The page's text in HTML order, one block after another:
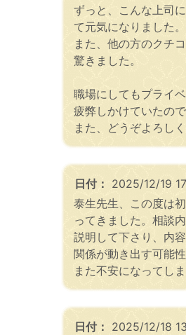
ずっと、こんな上司
て元気になりました。
また、他の方のクチ
驚きました。
職場にしてもプライ
疲弊しかけていたの
また、どうぞよろし
日付： 2025/12/19
泰生先生、この度は
ってきました。相談
説明して下さり、内
関係が動き出す可能
また不安になってし
日付： 2025/12/18